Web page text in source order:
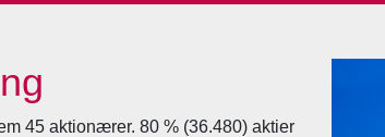
45 aktionærer. 80 % (36.480) aktier